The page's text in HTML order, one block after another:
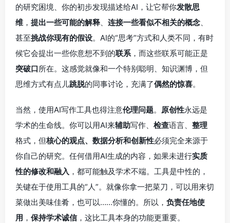
的研究困境、你的初步发现描述给AI，让它帮你发散思
维 ， 提出一些可能的解释 连接一些看似不相关的概念
甚至挑战你现有的假设。AI的“思考”方式和人类不同，有时
候它会提出一些你意想不到的联系 ，而这些联系可能正是
突破口 所在。这感觉就像和一个特别聪明、知识渊博，但
思维方式有点儿跳脱的同事讨论，充满了偶然的惊喜。
当然，使用AI写作工具也得注意伦理问题。 原创性永远是
学术的生命线。你可以用AI来辅助写作、 检查语言、 整理
格式，但核心的观点、数据分析和创新性必须完全来源于
你自己的研究。任何借用AI生成的内容，如果未进行实质
性的修改和融入 ，都可能触及学术不端。工具是中性的，
关键在于使用工具的“人”。就像你拿一把菜刀，可以用来切
菜做出美味佳肴，也可以……你懂的。所以， 负责任地使
用 ， 保持学术诚信，这比工具本身的功能更重要。